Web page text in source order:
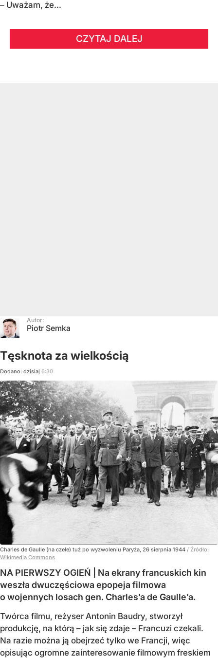
– Uważam, że...
CZYTAJ DALEJ
Autor:
Piotr Semka
Tęsknota za wielkością
Dodano: dzisiaj 6:30
Charles de Gaulle (na czele) tuż po wyzwoleniu Paryża, 26 sierpnia 1944 / Źródło:
Wikimedia Commons
NA PIERWSZY OGIEŃ | Na ekrany francuskich kin
weszła dwuczęściowa epopeja filmowa
o wojennych losach gen. Charles’a de Gaulle’a.
Twórca filmu, reżyser Antonin Baudry, stworzył
produkcję, na którą – jak się zdaje – Francuzi czekali.
Na razie można ją obejrzeć tylko we Francji, więc
opisując ogromne zainteresowanie filmowym freskiem